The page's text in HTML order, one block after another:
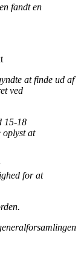
fandt en
at finde ud af
ved
15-18
oplyst at
for at